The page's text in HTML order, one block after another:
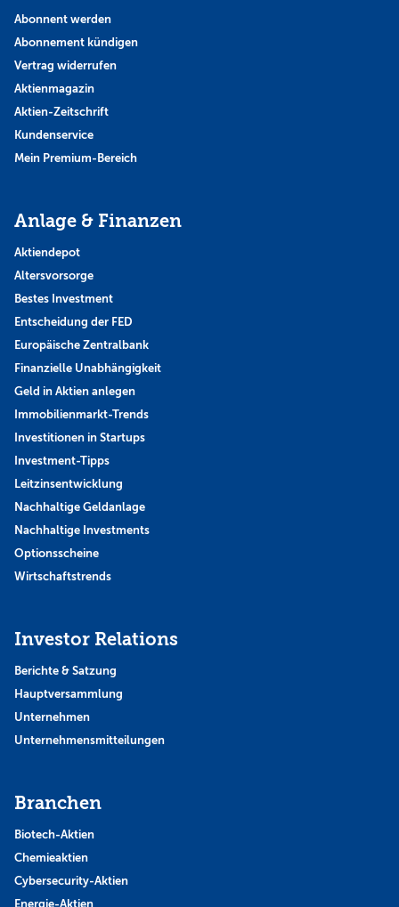
Abonnent werden
Abonnement kündigen
Vertrag widerrufen
Aktienmagazin
Aktien-Zeitschrift
Kundenservice
Mein Premium-Bereich
Anlage & Finanzen
Aktiendepot
Altersvorsorge
Bestes Investment
Entscheidung der FED
Europäische Zentralbank
Finanzielle Unabhängigkeit
Geld in Aktien anlegen
Immobilienmarkt-Trends
Investitionen in Startups
Investment-Tipps
Leitzinsentwicklung
Nachhaltige Geldanlage
Nachhaltige Investments
Optionsscheine
Wirtschaftstrends
Investor Relations
Berichte & Satzung
Hauptversammlung
Unternehmen
Unternehmensmitteilungen
Branchen
Biotech-Aktien
Chemieaktien
Cybersecurity-Aktien
Energie-Aktien